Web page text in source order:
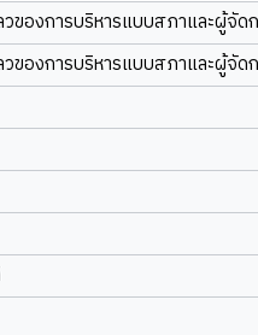
วของการบริหารแบบสภาและผู้จัด
วของการบริหารแบบสภาและผู้จัด